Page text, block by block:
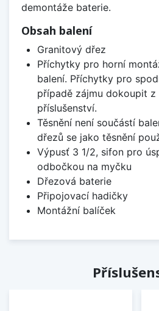
demontáže baterie.
Obsah balení
Granitový dřez
Příchytky pro horní
balení. Příchytky pro
případě zájmu dokoupit z
příslušenství.
Těsnění není součástí
dřezů se jako těsnění
Výpusť 3 1/2, sifon pro
odbočkou na myčku
Dřezová baterie
Připojovací hadičky
Montážní balíček